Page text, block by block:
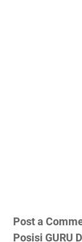
Post a
Posisi GURU